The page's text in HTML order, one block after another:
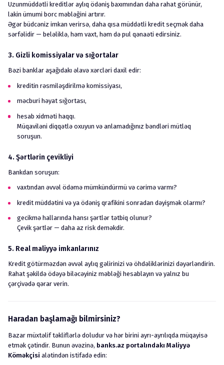
Uzunmüddətli kreditlər aylıq ödəniş baxımından daha rahat görünür,
lakin ümumi borc məbləğini artırır.
Əgər büdcəniz imkan verirsə, daha qısa müddətli kredit seçmək daha
sərfəlidir — beləliklə, həm vaxt, həm də pul qənaəti edirsiniz.
3. Gizli komissiyalar və sığortalar
Bəzi banklar aşağıdakı əlavə xərcləri daxil edir:
kreditin rəsmiləşdirilmə komissiyası,
məcburi həyat sığortası,
hesab xidməti haqqı.
Müqaviləni diqqətlə oxuyun və anlamadığınız bəndləri mütləq
soruşun.
4. Şərtlərin çevikliyi
Bankdan soruşun:
vaxtından əvvəl ödəmə mümkündürmü və cərimə varmı?
kredit müddətini və ya ödəniş qrafikini sonradan dəyişmək olarmı?
gecikmə hallarında hansı şərtlər tətbiq olunur?
Çevik şərtlər — daha az risk deməkdir.
5. Real maliyyə imkanlarınız
Kredit götürməzdən əvvəl aylıq gəlirinizi və öhdəliklərinizi dəyərləndirin.
Rahat şəkildə ödəyə biləcəyiniz məbləği hesablayın və yalnız bu
çərçivədə qərar verin.
Haradan başlamağı bilmirsiniz?
Bazar müxtəlif təkliflərlə doludur və hər birini ayrı-ayrılıqda müqayisə
etmək çətindir. Bunun əvəzinə, banks.az portalındakı Maliyyə
Köməkçisi alətindən istifadə edin: